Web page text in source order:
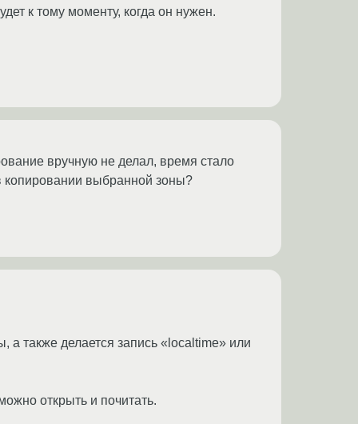
к тому моменту, когда он нужен.
вручную не делал, время стало
копировании выбранной зоны?
также делается запись «localtime» или
открыть и почитать.